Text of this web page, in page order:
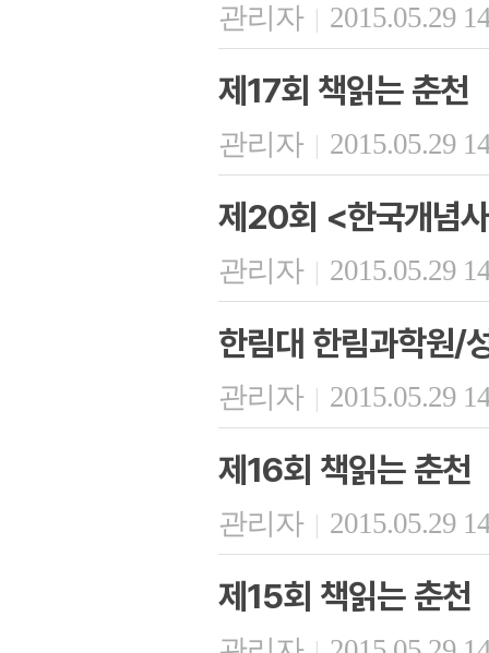
관리자 | 2015.05.29
제17회 책읽는 춘천
관리자 | 2015.05.29
제20회 <한국개념
관리자 | 2015.05.29
한림대 한림과학원/
관리자 | 2015.05.29
제16회 책읽는 춘천
관리자 | 2015.05.29
제15회 책읽는 춘천